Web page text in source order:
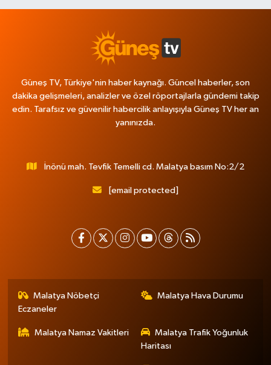
Güneş TV, Türkiye'nin haber kaynağı. Güncel haberler, son
dakika gelişmeleri, analizler ve özel röportajlarla gündemi takip
edin. Tarafsız ve güvenilir habercilik anlayışıyla Güneş TV her an
yanınızda.
İnönü mah. Tevfik Temelli cd. Malatya basım No:2/2
[email protected]
Malatya Nöbetçi
Eczaneler
Malatya Hava Durumu
Malatya Namaz Vakitleri
Malatya Trafik Yoğunluk
Haritası